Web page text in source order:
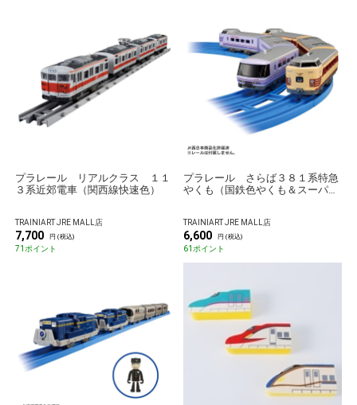
プラレール リアルクラス １１
３系近郊電車（関西線快速色）
TRAINIART JRE MALL店
7,700 円 (税込)
71ポイント
プラレール さらば３８１系特急
やくも（国鉄色やくも＆スーパー
TRAINIART JRE MALL店
6,600 円 (税込)
61ポイント